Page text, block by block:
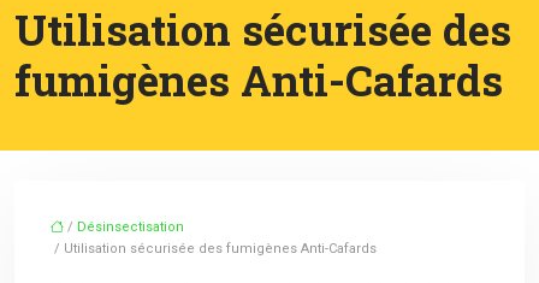
Utilisation sécurisée des
fumigènes Anti-Cafards
/ Désinsectisation
/ Utilisation sécurisée des fumigènes Anti-Cafards